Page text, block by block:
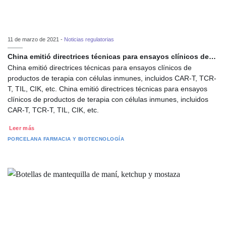
11 de marzo de 2021 - Noticias regulatorias
China emitió directrices técnicas para ensayos clínicos de…
China emitió directrices técnicas para ensayos clínicos de
productos de terapia con células inmunes, incluidos CAR-T, TCR-
T, TIL, CIK, etc. China emitió directrices técnicas para ensayos
clínicos de productos de terapia con células inmunes, incluidos
CAR-T, TCR-T, TIL, CIK, etc.
Leer más
PORCELANA FARMACIA Y BIOTECNOLOGÍA